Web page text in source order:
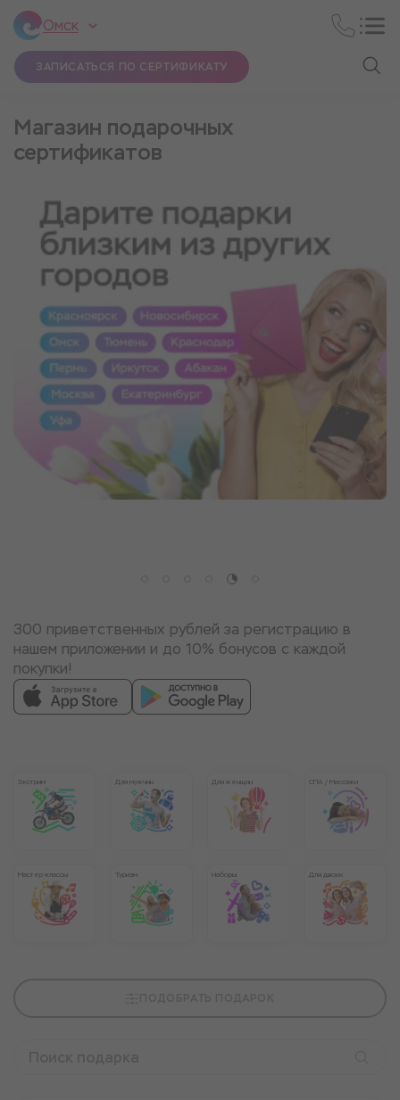
Омск
ЗАПИСАТЬСЯ ПО СЕРТИФИКАТУ
Магазин подарочных
сертификатов
Экстрим Для мужчин Для женщин СПА / Массажи
Мастер-классы Туризм Наборы Для двоих
300 приветственных рублей за регистрацию в
нашем приложении и до 10% бонусов с каждой
покупки!